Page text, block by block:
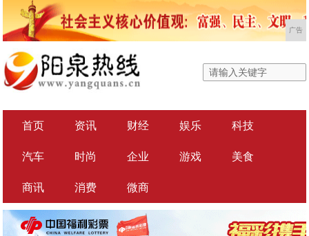
广告
首页 资讯 财经 娱乐 科技
汽车 时尚 企业 游戏 美食
商讯 消费 微商